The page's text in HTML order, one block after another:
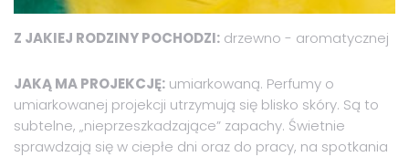
Z JAKIEJ RODZINY POCHODZI: drzewno - aromatycznej
JAKĄ MA PROJEKCJĘ: umiarkowaną. Perfumy o
umiarkowanej projekcji utrzymują się blisko skóry. Są to
subtelne, „nieprzeszkadzające” zapachy. Świetnie
sprawdzają się w ciepłe dni oraz do pracy, na spotkania